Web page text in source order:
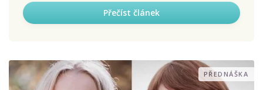
Přečíst článek
PŘEDNÁŠKA